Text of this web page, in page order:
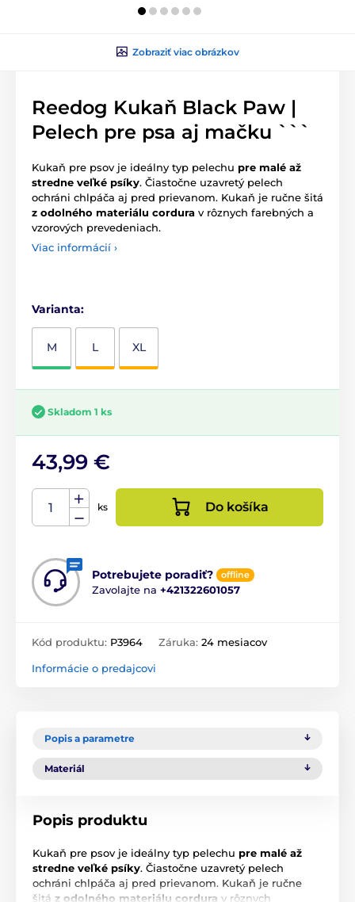
Zobraziť viac obrázkov
Reedog Kukaň Black Paw |
Pelech pre psa aj mačku ```
Kukaň pre psov je ideálny typ pelechu pre malé až
stredne veľké psíky. Čiastočne uzavretý pelech
ochráni chlpáča aj pred prievanom. Kukaň je ručne šitá
z odolného materiálu cordura v rôznych farebných a
vzorových prevedeniach.
Viac informácií ›
Varianta:
M L XL
Skladom 1 ks
43,99 €
ks Do košíka
Potrebujete poradiť? offline
Zavolajte na +421322601057
Kód produktu: P3964 Záruka: 24 mesiacov
Informácie o predajcovi
Popis a parametre
Materiál
Popis produktu
Kukaň pre psov je ideálny typ pelechu pre malé až
stredne veľké psíky. Čiastočne uzavretý pelech
ochráni chlpáča aj pred prievanom. Kukaň je ručne
šitá z odolného materiálu cordura v rôznych